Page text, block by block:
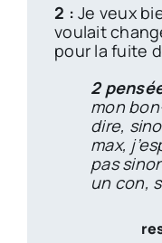
2 : Je veux
voulait
pour la fuite
2
mon
dire,
max,
pas
un con,